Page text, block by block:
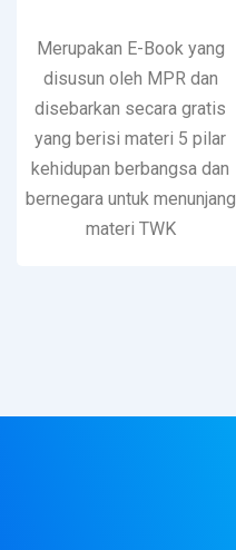
Merupakan E-Book yang
disusun oleh MPR dan
disebarkan secara gratis
yang berisi materi 5 pilar
kehidupan berbangsa dan
bernegara untuk menunjang
materi TWK